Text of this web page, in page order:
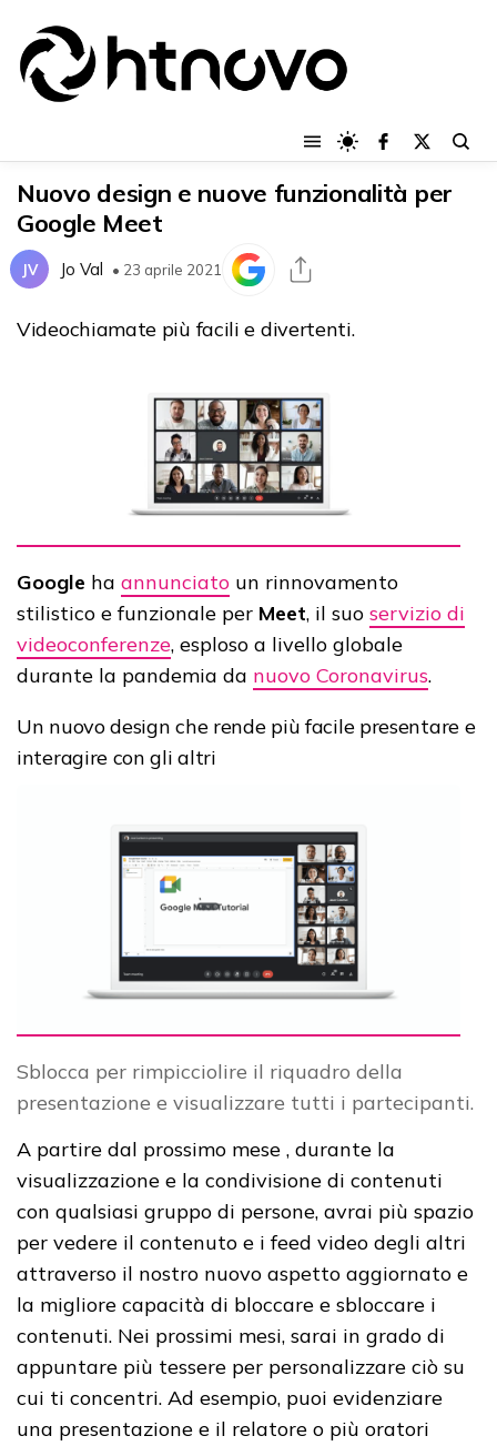
Nuovo design e nuove funzionalità per
Google Meet
JV Jo Val • 23 aprile 2021
Videochiamate più facili e divertenti.
Google ha annunciato un rinnovamento
stilistico e funzionale per Meet, il suo servizio di
videoconferenze, esploso a livello globale
durante la pandemia da nuovo Coronavirus.
Un nuovo design che rende più facile presentare e
interagire con gli altri
Sblocca per rimpicciolire il riquadro della
presentazione e visualizzare tutti i partecipanti.
A partire dal prossimo mese , durante la
visualizzazione e la condivisione di contenuti
con qualsiasi gruppo di persone, avrai più spazio
per vedere il contenuto e i feed video degli altri
attraverso il nostro nuovo aspetto aggiornato e
la migliore capacità di bloccare e sbloccare i
contenuti. Nei prossimi mesi, sarai in grado di
appuntare più tessere per personalizzare ciò su
cui ti concentri. Ad esempio, puoi evidenziare
una presentazione e il relatore o più oratori